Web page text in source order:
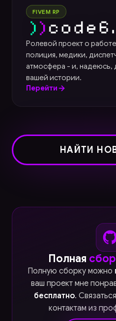
FIVEM RP
Code6
Ролевой проект о
полиция, медики,
атмосфера - и, надеюсь,
вашей истории.
Перейти
НАЙТИ
Полная
Полную сборку можно
ваш проект мне
бесплатно.
контактам из